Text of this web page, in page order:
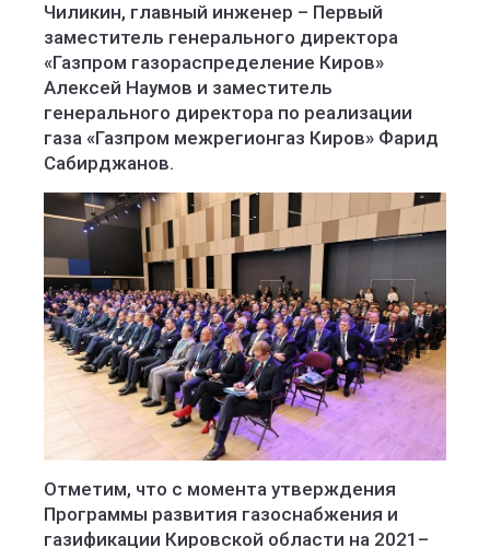
Чиликин, главный инженер – Первый
заместитель генерального директора
«Газпром газораспределение Киров»
Алексей Наумов и заместитель
генерального директора по реализации
газа «Газпром межрегионгаз Киров» Фарид
Сабирджанов.
Отметим, что с момента утверждения
Программы развития газоснабжения и
газификации Кировской области на 2021–